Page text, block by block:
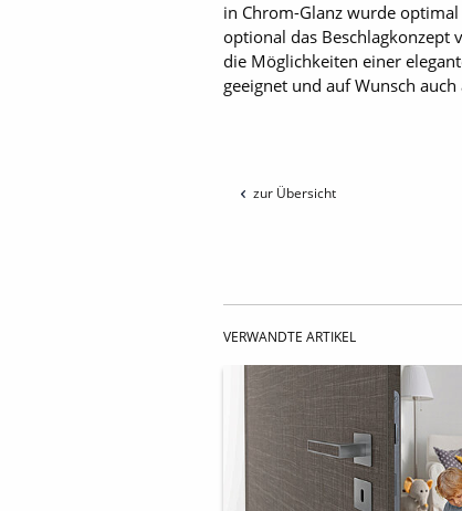
in Chrom-Glanz wurde
optional das
die Möglichkeiten einer
geeignet und auf Wunsch
zur Übersicht
VERWANDTE ARTIKEL